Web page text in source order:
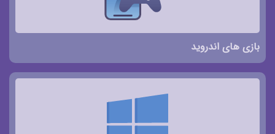
بازی های اندروید